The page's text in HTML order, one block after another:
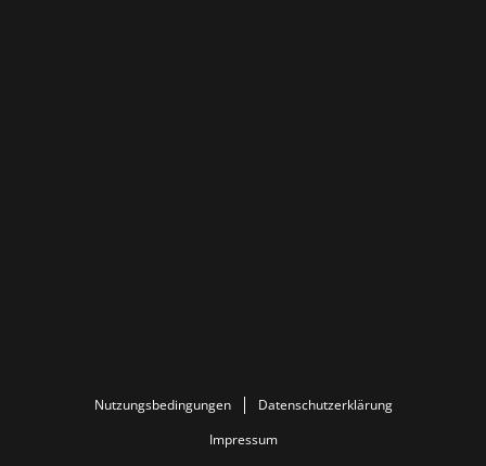
Nutzungsbedingungen
Datenschutzerklärung
Impressum